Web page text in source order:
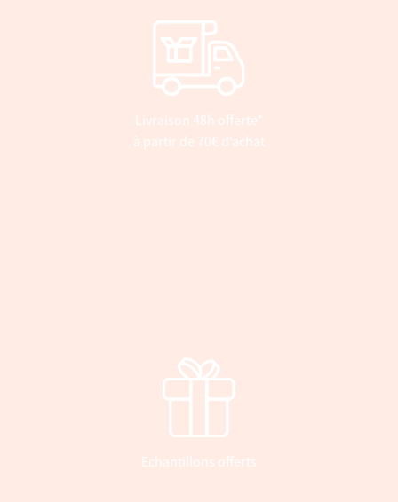
Livraison 48h offerte*
à partir de 70€ d’achat
Echantillons offerts